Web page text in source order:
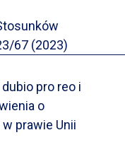
67 (2023)
pro reo i
o
prawie Unii